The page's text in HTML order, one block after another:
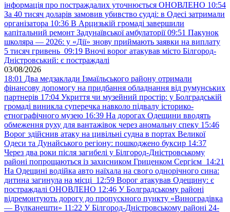
інформація про постраждалих уточнюється ОНОВЛЕНО 10:54
За 40 тисяч доларів замовив убивство судді: в Одесі затримали
організатора 10:36 В Арцизькій громаді завершили
капітальний ремонт Задунаївської амбулаторії 09:51 Пакунок
школяра — 2026: у «Дії» знову приймають заявки на виплату
5 тисяч гривень 09:19 Вночі ворог атакував місто Білгород-
Дністровський: є постраждалі
03/08/2026
18:01 Два медзаклади Ізмаїльського району отримали
фінансову допомогу на придбання обладнання від румунських
партнерів 17:04 Укриття чи музейний простір: у Болградській
громаді виникла суперечка навколо підвалу історико-
етнографічного музею 16:39 На дорогах Одещини вводять
обмеження руху для вантажівок через аномальну спеку 15:46
Ворог здійснив атаку на цивільні судна в портах Великої
Одеси та Дунайського регіону: пошкоджено буксир 14:37
Через два роки після загибелі у Білгород-Дністровському
районі попрощаються із захисником Гриценком Сергієм 14:21
На Одещині водійка авто наїхала на свого однорічного сина:
дитина загинула на місці 12:59 Ворог атакував Одещину: є
постраждалі ОНОВЛЕНО 12:46 У Болградському районі
відремонтують дорогу до пропускного пункту «Виноградівка
— Вулканешти» 11:22 У Білгород-Дністровському районі 24-